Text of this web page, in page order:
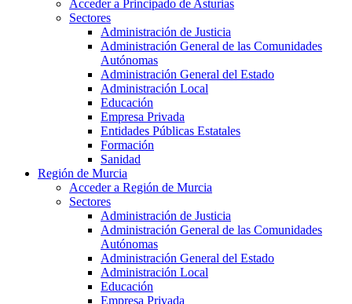
Acceder a Principado de Asturias
Sectores
Administración de Justicia
Administración General de las Comunidades
Autónomas
Administración General del Estado
Administración Local
Educación
Empresa Privada
Entidades Públicas Estatales
Formación
Sanidad
Región de Murcia
Acceder a Región de Murcia
Sectores
Administración de Justicia
Administración General de las Comunidades
Autónomas
Administración General del Estado
Administración Local
Educación
Empresa Privada